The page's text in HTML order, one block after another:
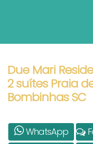
Due Mari
2 suítes Praia
Bombinhas SC
WhatsApp